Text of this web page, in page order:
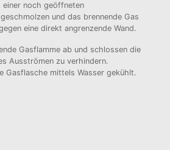
einer noch geöffneten
und das brennende Gas
eine direkt angrenzende Wand.
Gasflamme ab und schlossen die
Ausströmen zu verhindern.
Gasflasche mittels Wasser gekühlt.